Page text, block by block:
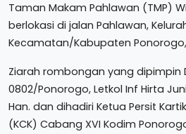
Taman Makam Pahlawan (TMP)
berlokasi di jalan Pahlawan,
Kecamatan/Kabupaten Ponorogo,
Ziarah rombongan yang dipimpin
0802/Ponorogo, Letkol Inf Hirta
Han. dan dihadiri Ketua Persit
(KCK) Cabang XVI Kodim